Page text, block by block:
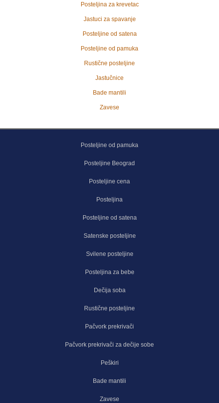
Posteljina za krevetac
Jastuci za spavanje
Posteljine od satena
Posteljine od pamuka
Rustične posteljine
Jastučnice
Bade mantili
Zavese
Posteljine od pamuka
Posteljine Beograd
Posteljine cena
Posteljina
Posteljine od satena
Satenske posteljine
Svilene posteljine
Posteljina za bebe
Dečija soba
Rustične posteljine
Pačvork prekrivači
Pačvork prekrivači za dečije sobe
Peškiri
Bade mantili
Zavese